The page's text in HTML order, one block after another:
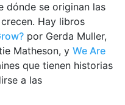
dónde se originan las
Hay libros
por Gerda Muller,
Matheson, y We Are
que tienen historias
a las